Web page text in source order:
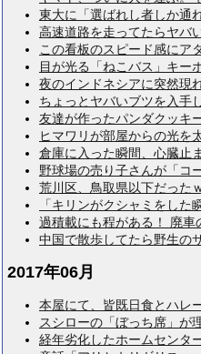
東大に「選ばれし者しか通
高速道路を走ってたらヤ
この看板のスピード感にア
目が光る「ねこバス」キー
夜のインドネシアに突然現
ちょっとヤバいブツを入
友達が作ったパンダクッキ
ヒマワリが部屋からの光を
倉庫に入った瞬間、心臓
野球場の売り子さんが「コ
荒川区、鳥取県以下だった
「キリンがクシャミをし
過積載にも程がある！ 廃
中国で散歩してたら野生の
2017年06月
本屋にて、皆既日食とハレ
スシローの「ぼっち席」が
経年劣化したホームセンタ